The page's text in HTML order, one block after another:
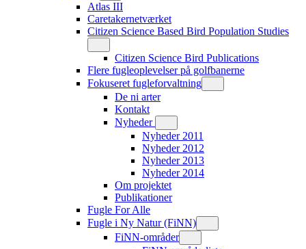
Atlas III
Caretakernetværket
Citizen Science Based Bird Population Studies
Citizen Science Bird Publications
Flere fugleoplevelser på golfbanerne
Fokuseret fugleforvaltning
De ni arter
Kontakt
Nyheder
Nyheder 2011
Nyheder 2012
Nyheder 2013
Nyheder 2014
Om projektet
Publikationer
Fugle For Alle
Fugle i Ny Natur (FiNN)
FiNN-områder